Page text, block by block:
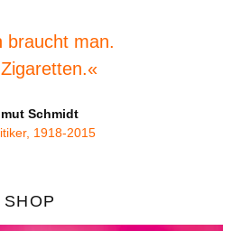
braucht man.
Schmidt
1918-2015
SHOP